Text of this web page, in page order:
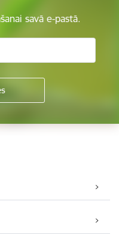
savā e-pastā.